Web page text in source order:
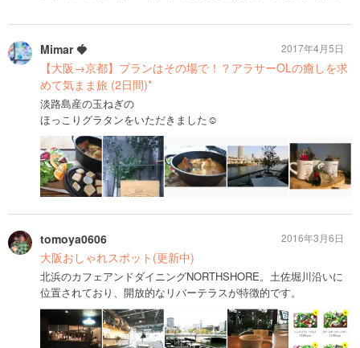
Mimar 🍓
【大阪→京都】プランはその場で！？アラサーOLの癒しを求
めて気まま旅 (2日間)*
淡路島産の玉ねぎの
ほっこりグラタンをいただきました☺︎
2017年4月5日
tomoya0606
大阪おしゃれスポット(更新中)
北浜のカフェアンドダイニングNORTHSHORE。土佐堀川沿いに
位置されており、開放的なリバーテラスが特徴的です。
2016年3月6日